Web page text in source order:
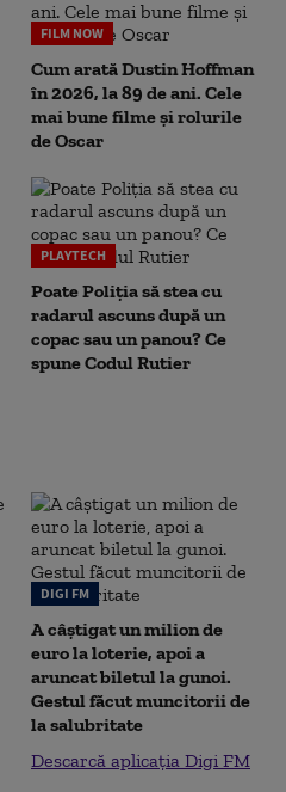
FILM NOW
Cum arată Dustin Hoffman
în 2026, la 89 de ani. Cele
mai bune filme și rolurile
de Oscar
PLAYTECH
Poate Poliția să stea cu
radarul ascuns după un
copac sau un panou? Ce
spune Codul Rutier
DIGI FM
A câștigat un milion de
euro la loterie, apoi a
aruncat biletul la gunoi.
Gestul făcut muncitorii de
la salubritate
Descarcă aplicația Digi FM